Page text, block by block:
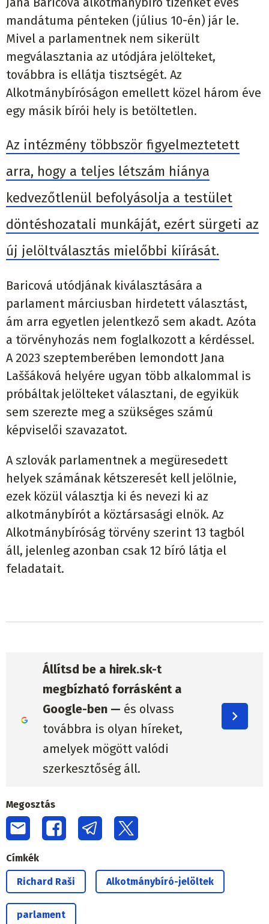
mandátuma pénteken (július 10-én) jár le.
Mivel a parlamentnek nem sikerült
megválasztania az utódjára jelölteket,
továbbra is ellátja tisztségét. Az
Alkotmánybíróságon emellett közel három éve
egy másik bírói hely is betöltetlen.
Az intézmény többször figyelmeztetett
arra, hogy a teljes létszám hiánya
kedvezőtlenül befolyásolja a testület
döntéshozatali munkáját, ezért sürgeti az
új jelöltválasztás mielőbbi kiírását.
Baricová utódjának kiválasztására a
parlament márciusban hirdetett választást,
ám arra egyetlen jelentkező sem akadt. Azóta
a törvényhozás nem foglalkozott a kérdéssel.
A 2023 szeptemberében lemondott Jana
Laššáková helyére ugyan több alkalommal is
próbáltak jelölteket választani, de egyikük
sem szerezte meg a szükséges számú
képviselői szavazatot.
A szlovák parlamentnek a megüresedett
helyek számának kétszeresét kell jelölnie,
ezek közül választja ki és nevezi ki az
alkotmánybírót a köztársasági elnök. Az
Alkotmánybíróság törvény szerint 13 tagból
áll, jelenleg azonban csak 12 bíró látja el
feladatait.
Állítsd be a hirek.sk-t
megbízható forrásként a
Google-ben — és olvass
továbbra is olyan híreket,
amelyek mögött valódi
szerkesztőség áll.
Megosztás
Címkék
Richard Raši Alkotmánybíró-jelöltek
parlament